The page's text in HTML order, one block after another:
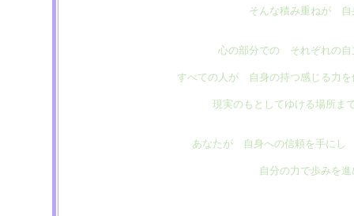
そんな積み重ねが 自
心の部分での それぞれの
すべての人が 自身の持つ感じる力
現実のもとしてゆける場所ま
あなたが 自身への信頼を手にし
自分の力で歩みを